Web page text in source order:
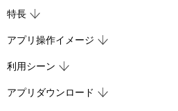
ビ
ゲ
ー
シ
特長
アプリ操作イメージ
利用シーン
アプリダウンロード